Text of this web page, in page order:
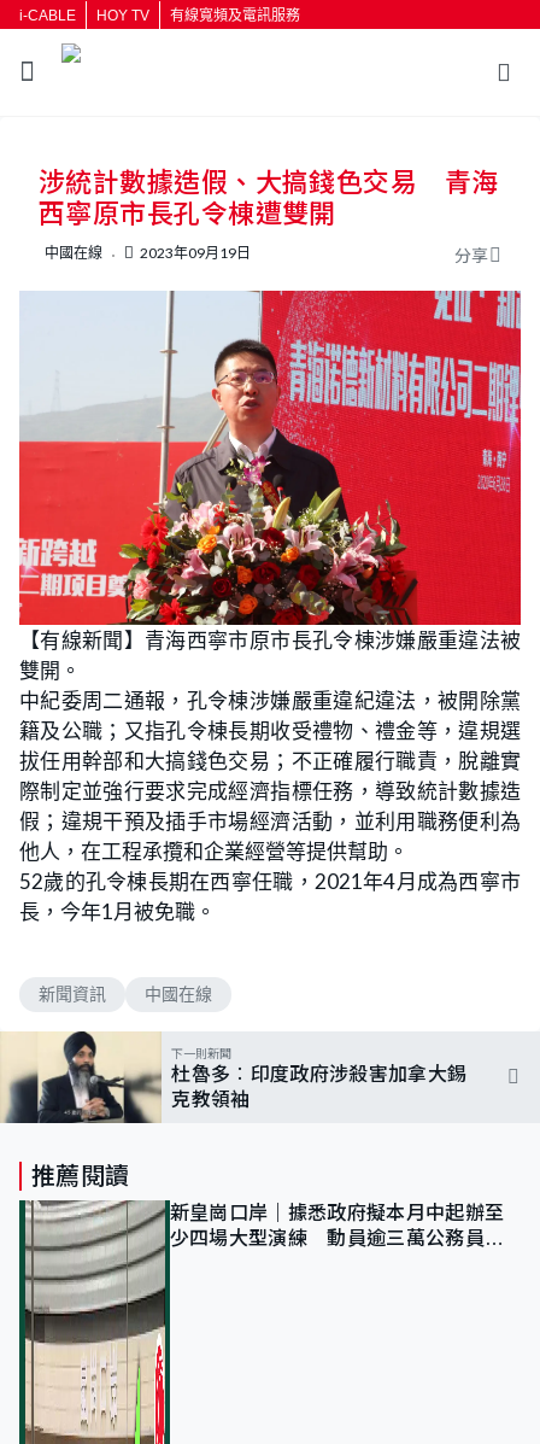
i-CABLE HOY TV 有線寬頻及電訊服務
按輸入鍵開始搜尋
涉統計數據造假、大搞錢色交易 青海
西寧原市長孔令棟遭雙開
中國在線 2023年09月19日 分享
【有線新聞】青海西寧市原市長孔令棟涉嫌嚴重違法被
雙開。
中紀委周二通報，孔令棟涉嫌嚴重違紀違法，被開除黨
籍及公職；又指孔令棟長期收受禮物、禮金等，違規選
拔任用幹部和大搞錢色交易；不正確履行職責，脫離實
際制定並強行要求完成經濟指標任務，導致統計數據造
假；違規干預及插手市場經濟活動，並利用職務便利為
他人，在工程承攬和企業經營等提供幫助。
52歲的孔令棟長期在西寧任職，2021年4月成為西寧市
長，今年1月被免職。
新聞資訊 中國在線
下一則新聞
杜魯多︰印度政府涉殺害加拿大錫
克教領袖
推薦閱讀
新皇崗口岸｜據悉政府擬本月中起辦至
少四場大型演練 動員逾三萬公務員人